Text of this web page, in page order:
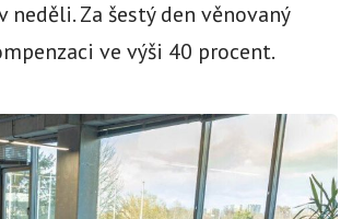
Za šestý den věnovaný
ve výši 40 procent.